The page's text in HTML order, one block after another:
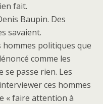
fait.
Baupin. Des
savaient.
hommes politiques que
comme les
se passe rien. Les
ces hommes
« faire attention à